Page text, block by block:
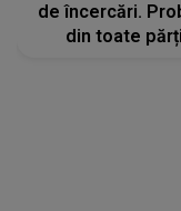
de încercări.
din toate